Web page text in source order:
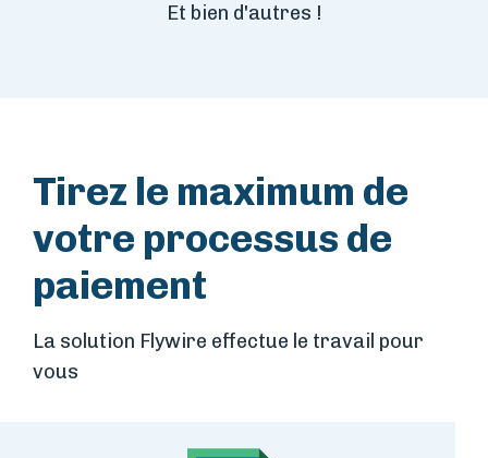
Et bien d'autres !
Tirez le maximum de
votre processus de
paiement
La solution Flywire effectue le travail pour
vous